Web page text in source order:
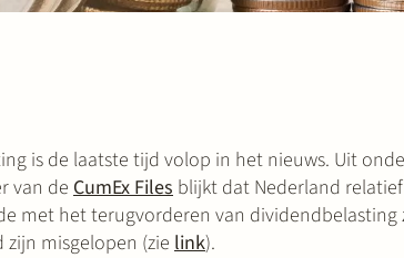
is de laatste tijd volop in het nieuws. Uit
van de CumEx Files blijkt dat Nederland
met het terugvorderen van
zijn misgelopen (zie link).